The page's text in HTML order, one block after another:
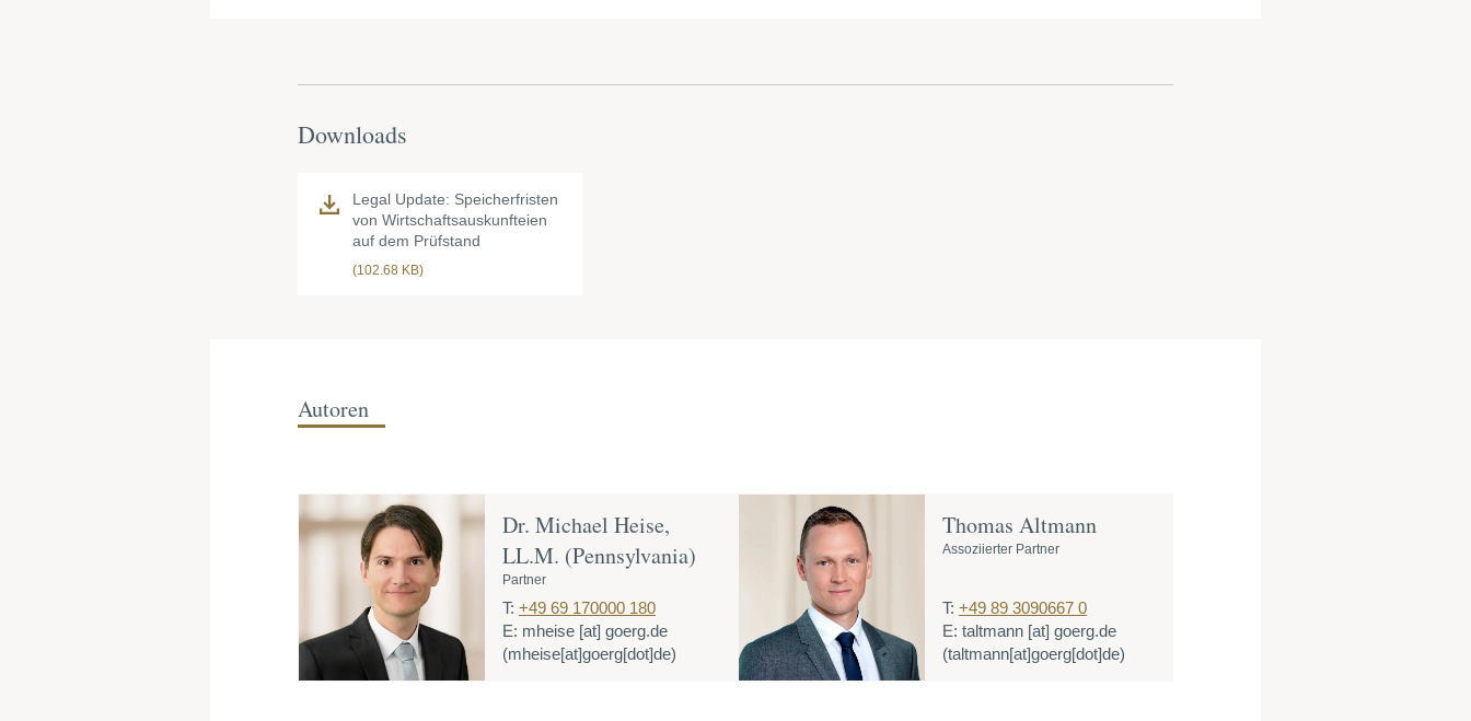
Downloads
Legal Update: Speicherfristen
von Wirtschaftsauskunfteien
auf dem Prüfstand
(102.68 KB)
Autoren
Dr. Michael Heise,
LL.M. (Pennsylvania)
Partner
T: +49 69 170000 180
E: mheise [at] goerg.de
(mheise[at]goerg[dot]de)
Thomas Altmann
Assoziierter Partner
T: +49 89 3090667 0
E: taltmann[at] goerg.de
(taltmann[at]goerg[dot]de)